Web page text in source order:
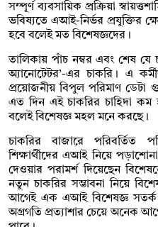
সম্পূর্ণ ব্যবসায়িক প্রক্রিয়া
ভবিষ্যতে এআই-নির্ভর প্রযুক্তির
হবে বলেই মত বিশেষজ্ঞদের।
তালিকায় পাঁচ নম্বর এবং শেষ যে
অ্যানোটেটর’-এর চাকরি। এ
প্রয়োজনীয় বিপুল পরিমাণ ডেটা
এত দিন এই চাকরির চাহিদা
বলেই বিশেষজ্ঞ মহল মনে করছে।
চাকরির বাজারে পরিবর্তিত
শিক্ষার্থীদের এআই নিয়ে
দেওয়ার পরামর্শ দিয়েছেন
নতুন চাকরির সম্ভাবনা নিয়ে
আগেই এক এআই বিশেষজ্ঞ সতর্ক
অগ্রগতি প্রত্যাশার চেয়ে অনেক